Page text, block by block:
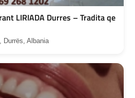
LIRIADA Durres – Tradita qe
Durrës, Albania